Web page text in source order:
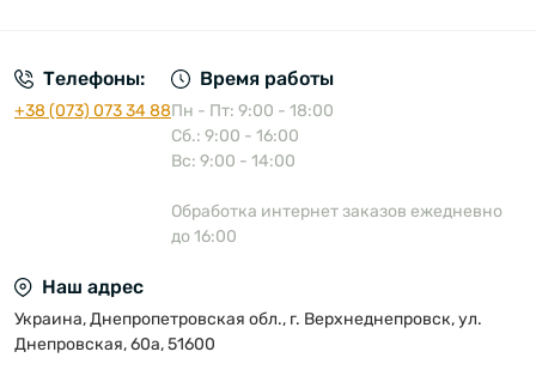
Телефоны:
+38 (073) 073 34 88
Время работы
Пн - Пт: 9:00 - 18:00
Сб.: 9:00 - 16:00
Вс: 9:00 - 14:00
Обработка интернет заказов ежедневно
до 16:00
Наш адрес
Украина, Днепропетровская обл., г. Верхнеднепровск, ул.
Днепровская, 60а, 51600